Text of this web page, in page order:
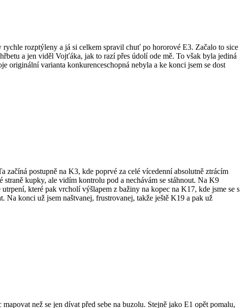
rychle rozptýleny a já si celkem spravil chuť po hororové E3. Začalo to sice
a jen viděl Vojťáka, jak to razí přes údolí ode mě. To však byla jediná
originální varianta konkurenceschopná nebyla a ke konci jsem se dost
začíná postupně na K3, kde poprvé za celé vícedenní absolutně ztrácím
kupky, ale vidím kontrolu pod a nechávám se stáhnout. Na K9
které pak vrcholí výšlapem z bažiny na kopec na K17, kde jsme se s
Na konci už jsem naštvanej, frustrovanej, takže ještě K19 a pak už
než se jen dívat před sebe na buzolu. Stejně jako E1 opět pomalu,